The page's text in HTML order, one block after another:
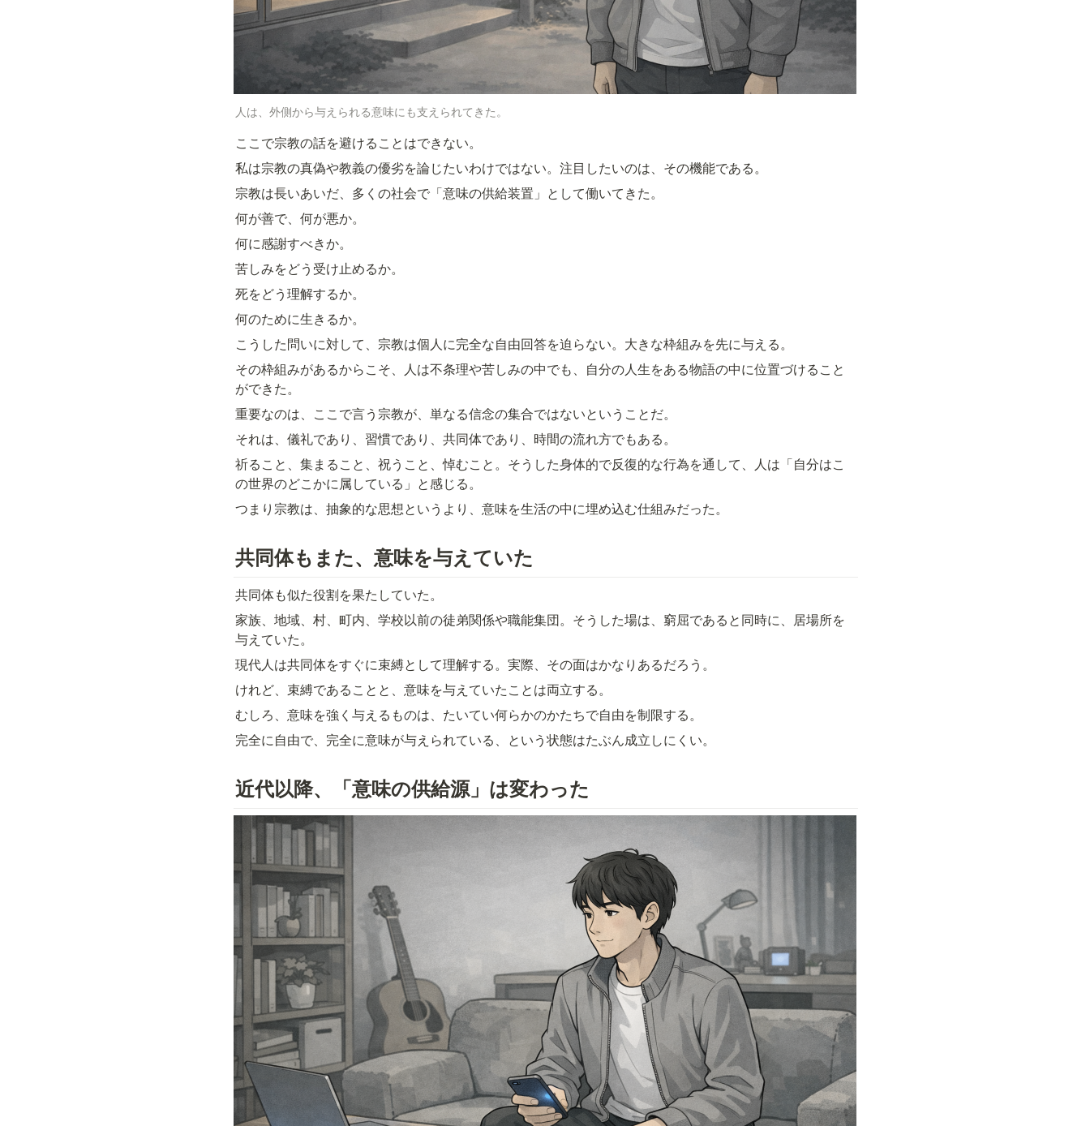
人は、外側から与えられる意味にも支えられてきた。
ここで宗教の話を避けることはできない。
私は宗教の真偽や教義の優劣を論じたいわけではない。注目したいのは、その機能である。
宗教は長いあいだ、多くの社会で「意味の供給装置」として働いてきた。
何が善で、何が悪か。
何に感謝すべきか。
苦しみをどう受け止めるか。
死をどう理解するか。
何のために生きるか。
こうした問いに対して、宗教は個人に完全な自由回答を迫らない。大きな枠組みを先に与える。
その枠組みがあるからこそ、人は不条理や苦しみの中でも、自分の人生をある物語の中に位置づけること
ができた。
重要なのは、ここで言う宗教が、単なる信念の集合ではないということだ。
それは、儀礼であり、習慣であり、共同体であり、時間の流れ方でもある。
祈ること、集まること、祝うこと、悼むこと。そうした身体的で反復的な行為を通して、人は「自分はこ
の世界のどこかに属している」と感じる。
つまり宗教は、抽象的な思想というより、意味を生活の中に埋め込む仕組みだった。
共同体もまた、意味を与えていた
共同体も似た役割を果たしていた。
家族、地域、村、町内、学校以前の徒弟関係や職能集団。そうした場は、窮屈であると同時に、居場所を
与えていた。
現代人は共同体をすぐに束縛として理解する。実際、その面はかなりあるだろう。
けれど、束縛であることと、意味を与えていたことは両立する。
むしろ、意味を強く与えるものは、たいてい何らかのかたちで自由を制限する。
完全に自由で、完全に意味が与えられている、という状態はたぶん成立しにくい。
近代以降、「意味の供給源」は変わった